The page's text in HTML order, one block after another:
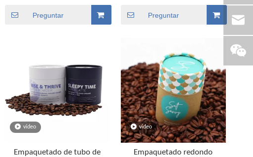
la categoría alimenticia de la
caja del cilindro para las
Preguntar
tubo de café con tapas
metálicas
Preguntar
vídeo
Empaquetado de tubo de
vídeo
Empaquetado redondo